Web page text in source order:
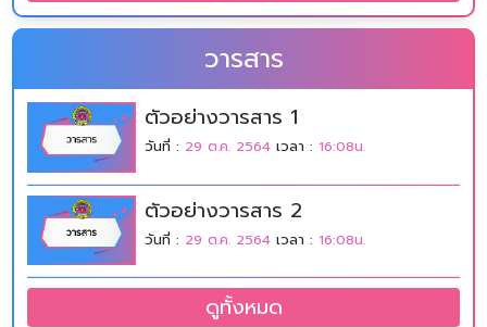
วารสาร
ตัวอย่างวารสาร 1
วันที่ : 29 ต.ค. 2564 เวลา : 16:08น.
ตัวอย่างวารสาร 2
วันที่ : 29 ต.ค. 2564 เวลา : 16:08น.
ดูทั้งหมด